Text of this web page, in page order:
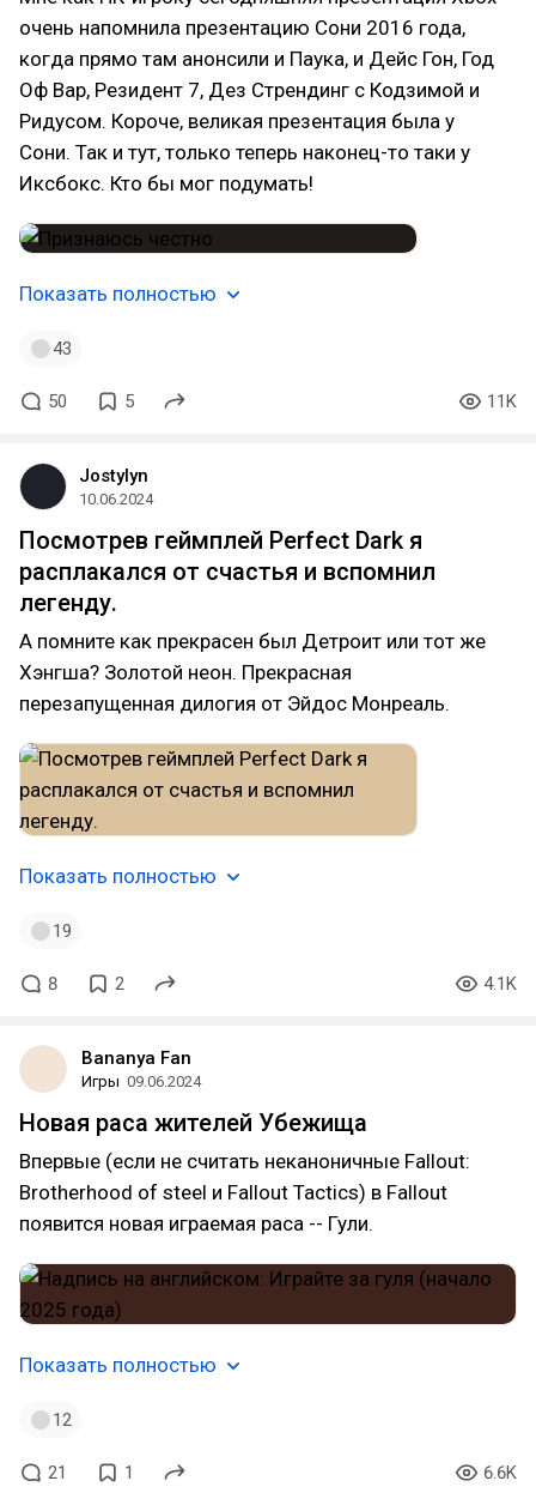
очень напомнила презентацию Сони 2016 года,
когда прямо там анонсили и Паука, и Дейс Гон, Год
Оф Вар, Резидент 7, Дез Стрендинг с Кодзимой и
Ридусом. Короче, великая презентация была у
Сони. Так и тут, только теперь наконец-то таки у
Иксбокс. Кто бы мог подумать!
Показать полностью
43
50 5 11K
Jostylyn
10.06.2024
Посмотрев геймплей Perfect Dark я
расплакался от счастья и вспомнил
легенду.
А помните как прекрасен был Детроит или тот же
Хэнгша? Золотой неон. Прекрасная
перезапущенная дилогия от Эйдос Монреаль.
Показать полностью
19
8 2 4.1K
Bananya Fan
Игры 09.06.2024
Новая раса жителей Убежища
Впервые (если не считать неканоничные Fallout:
Brotherhood of steel и Fallout Tactics) в Fallout
появится новая играемая раса -- Гули.
Показать полностью
12
21 1 6.6K